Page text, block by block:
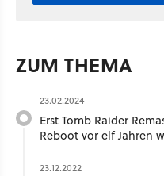
ZUM THEMA
23.02.2024
Erst Tomb Raider
Reboot vor elf Jahren
23.12.2022